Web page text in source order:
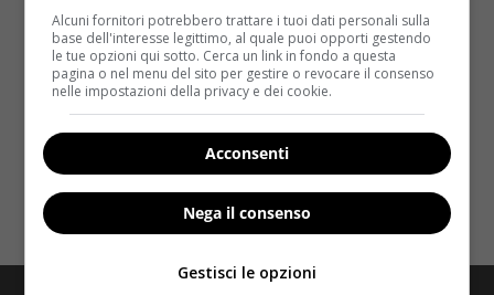
Movimento quotidiano: il NEAT e le piccole
abitudini che contano
Redazione Velvet 2 Luglio 2026
Scopri cos'è il NEAT attività quotidiana e come
aumentare il movimento quotidiano senza palestra.
Guida pratica con...
Disclaimer
Alcuni fornitori potrebbero trattare i tuoi dati personali sulla
base dell'interesse legittimo, al quale puoi opporti gestendo
le tue opzioni qui sotto. Cerca un link in fondo a questa
pagina o nel menu del sito per gestire o revocare il consenso
nelle impostazioni della privacy e dei cookie.
Acconsenti
Nega il consenso
Gestisci le opzioni